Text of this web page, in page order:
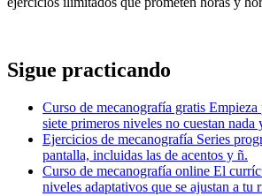
Sigue practicando
Curso de mecanografía gratis Empieza
siete primeros niveles no cuestan nada
Ejercicios de mecanografía Series
pantalla, incluidas las de acentos y ñ.
Curso de mecanografía online El
niveles adaptativos que se ajustan a tu